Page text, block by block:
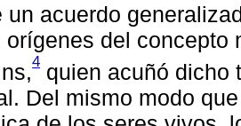
un acuerdo
orígenes del concepto
4 quien acuñó dicho
Del mismo modo